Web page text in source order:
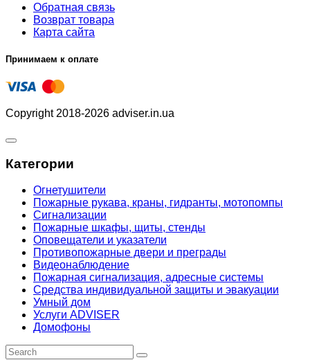
Обратная связь
Возврат товара
Карта сайта
Принимаем к оплате
Copyright 2018-2026 adviser.in.ua
Категории
Огнетушители
Пожарные рукава, краны, гидранты, мотопомпы
Сигнализации
Пожарные шкафы, щиты, стенды
Оповещатели и указатели
Противопожарные двери и преграды
Видеонаблюдение
Пожарная сигнализация, адресные системы
Средства индивидуальной защиты и эвакуации
Умный дом
Услуги ADVISER
Домофоны